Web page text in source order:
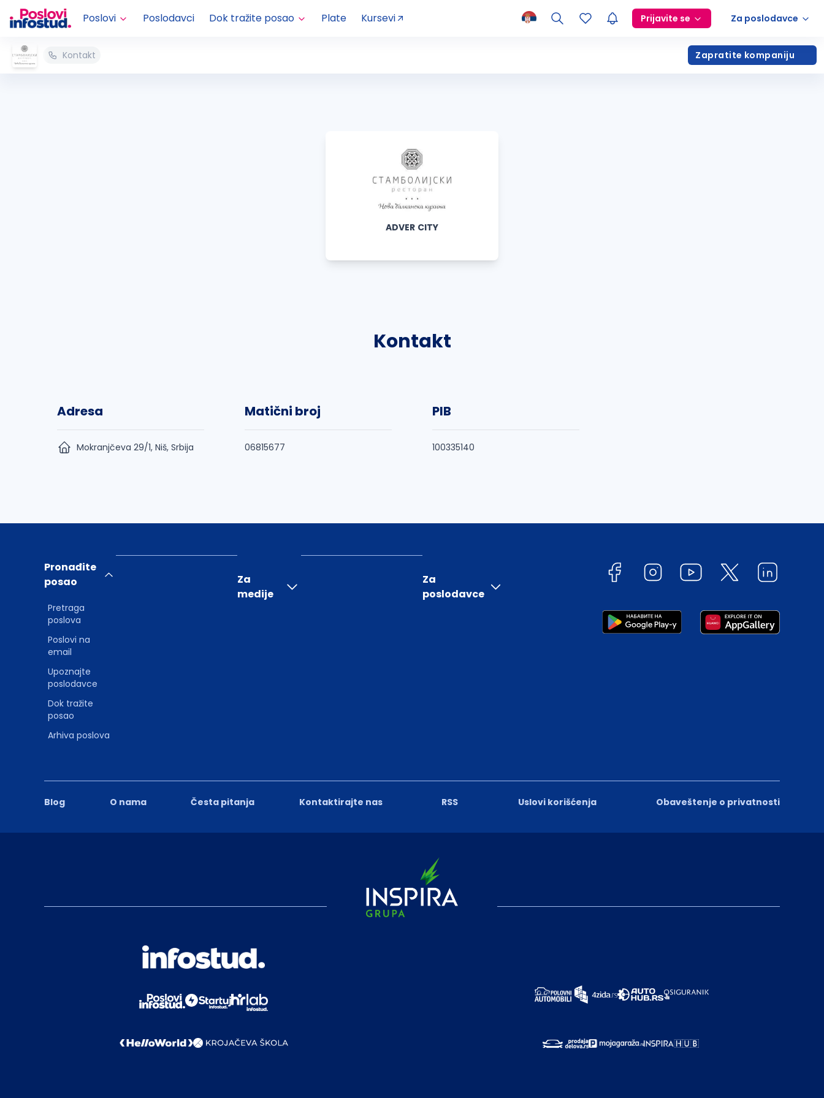
Poslovi Poslodavci Dok tražite posao Plate Kursevi Prijavite se Za poslodavce
Kontakt Zapratite kompaniju
ADVER CITY
Kontakt
Adresa
Mokranjčeva 29/1, Niš, Srbija
Matični broj
06815677
PIB
100335140
Blog O nama Česta pitanja Kontaktirajte nas RSS Uslovi korišćenja Obaveštenje o privatnosti
Pronađite
posao
Pretraga
poslova
Poslovi na
email
Upoznajte
poslodavce
Dok tražite
posao
Arhiva poslova
Za
medije
Za
poslodavce